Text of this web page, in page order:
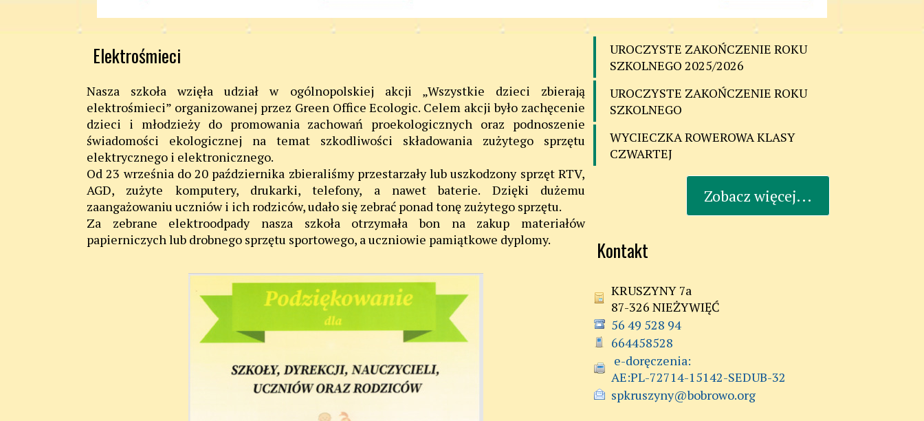
Elektrośmieci
Nasza szkoła wzięła udział w ogólnopolskiej akcji „Wszystkie dzieci zbierają
elektrośmieci” organizowanej przez Green Office Ecologic. Celem akcji było zachęcenie
dzieci i młodzieży do promowania zachowań proekologicznych oraz podnoszenie
świadomości ekologicznej na temat szkodliwości składowania zużytego sprzętu
elektrycznego i elektronicznego.
Od 23 września do 20 października zbieraliśmy przestarzały lub uszkodzony sprzęt RTV,
AGD, zużyte komputery, drukarki, telefony, a nawet baterie. Dzięki dużemu
zaangażowaniu uczniów i ich rodziców, udało się zebrać ponad tonę zużytego sprzętu.
Za zebrane elektroodpady nasza szkoła otrzymała bon na zakup materiałów
papierniczych lub drobnego sprzętu sportowego, a uczniowie pamiątkowe dyplomy.
UROCZYSTE ZAKOŃCZENIE ROKU
SZKOLNEGO 2025/2026
UROCZYSTE ZAKOŃCZENIE ROKU
SZKOLNEGO
WYCIECZKA ROWEROWA KLASY
CZWARTEJ
Zobacz więcej...
Kontakt
KRUSZYNY 7a
87-326 NIEŻYWIĘĆ
56 49 528 94
664458528
AE:PL-72714-15142-SEDUB-32
spkruszyny@bobrowo.org